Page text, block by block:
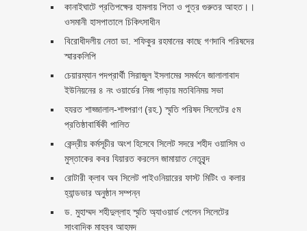
কানাইঘাটে প্রতিপক্ষের হামলায় পিতা ও পুত্র গুরুতর আহত।।
ওসমানী হাসপাতালে চিকিৎসাধীন
বিরোধীদলীয় নেতা ডা. শফিকুর রহমানের কাছে গণদাবি পরিষদের
স্মারকলিপি ‎
চেয়ারম্যান পদপ্রার্থী সিরাজুল ইসলামের সমর্থনে জালালাবাদ
ইউনিয়নের ৪ নং ওয়ার্ডের নিজ পাড়ায় মতবিনিময় সভা
হযরত শাহ্জালাল-শাহ্পরাণ (রহ.) স্মৃতি পরিষদ সিলেটের ৫ম
প্রতিষ্ঠাবার্ষিকী পালিত ‎​
কেন্দ্রীয় কর্মসূচীর অংশ হিসেবে সিলেট সদরে শহীদ ওয়াসিম ও
মুস্তাকের কবর যিয়ারত করলেন জামায়াত নেতৃবৃন্দ ‎
রোটারী ক্লাব অব সিলেট পাইওনিয়ারের ফাস্ট মিটিং ও কলার
হ্যান্ডভার অনুষ্ঠান সম্পন্ন
ড. মুহাম্মদ শহীদুল্লাহ স্মৃতি অ্যাওয়ার্ড পেলেন সিলেটের
সাংবাদিক মাহবুব আহমদ